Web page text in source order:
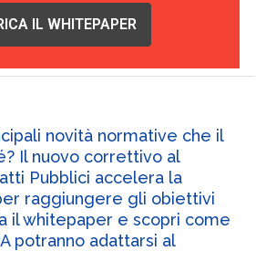
IL WHITEPAPER
novità normative che il
Il nuovo correttivo al
Pubblici accelera la
raggiungere gli obiettivi
il whitepaper e scopri come
potranno adattarsi al